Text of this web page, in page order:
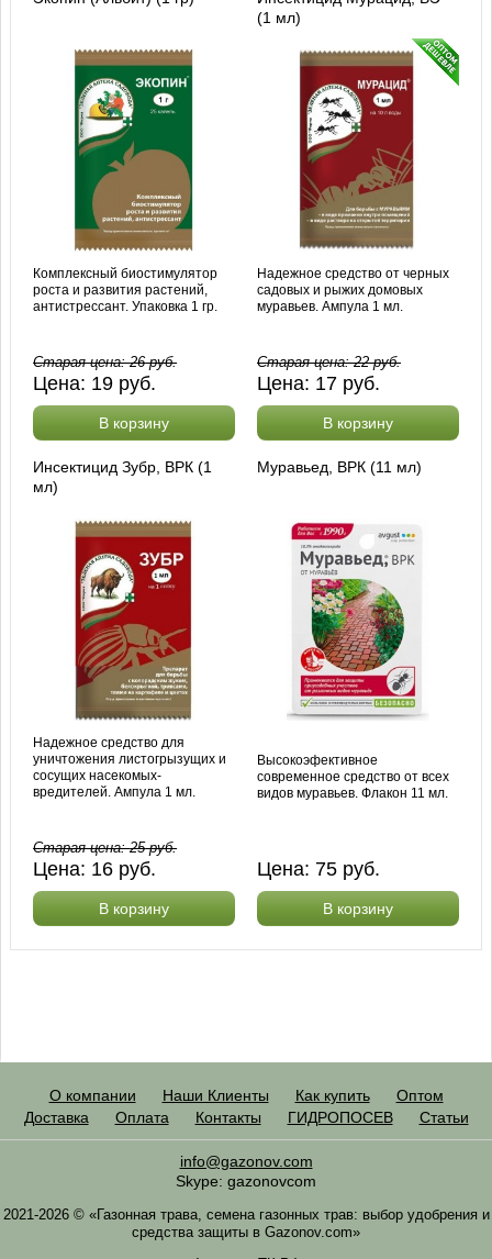
Комплексный биостимулятор
роста и развития растений,
антистрессант. Упаковка 1 гр.
Старая цена:26руб.
Цена: 19 руб.
В корзину
(1 мл)
Надежное средство от черных
садовых и рыжих домовых
муравьев. Ампула 1 мл.
Старая цена:22руб.
Цена: 17 руб.
В корзину
Инсектицид Зубр, ВРК (1
мл)
Надежное средство для
уничтожения листогрызущих и
сосущих насекомых-
вредителей. Ампула 1 мл.
Старая цена:25руб.
Цена: 16 руб.
В корзину
Муравьед, ВРК (11 мл)
Высокоэфективное
современное средство от всех
видов муравьев. Флакон 11 мл.
Цена: 75 руб.
В корзину
О компании Наши Клиенты Как купить
Оптом
Доставка
Оплата Контакты ГИДРОПОСЕВ Статьи
info@gazonov.com
Skype: gazonovcom
2021-2026 © «Газонная трава, семена газонных трав: выбор удобрения и
средства защиты в Gazonov.com»